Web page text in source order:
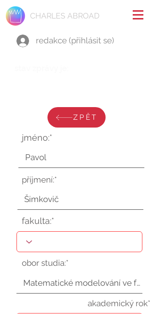
CHARLES ABROAD
redakce (přihlásit se)
ZPĚT
jméno:*
příjmení:*
fakulta:*
obor studia:*
akademický rok*